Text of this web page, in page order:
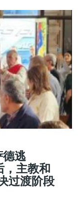
德逃
，主教和
过渡阶段